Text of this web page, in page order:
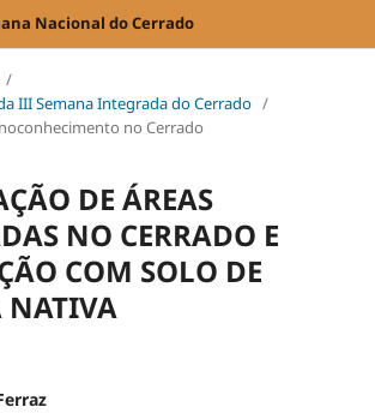
Nacional do Cerrado
/
III Semana Integrada do Cerrado /
no Cerrado
DE ÁREAS
NO CERRADO E
COM SOLO DE
NATIVA